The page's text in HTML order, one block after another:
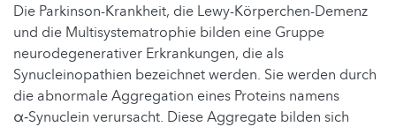
Die Parkinson-Krankheit, die Lewy-Körperchen-Demenz
und die Multisystematrophie bilden eine Gruppe
neurodegenerativer Erkrankungen, die als
Synucleinopathien bezeichnet werden. Sie werden durch
die abnormale Aggregation eines Proteins namens
α‑Synuclein verursacht. Diese Aggregate bilden sich